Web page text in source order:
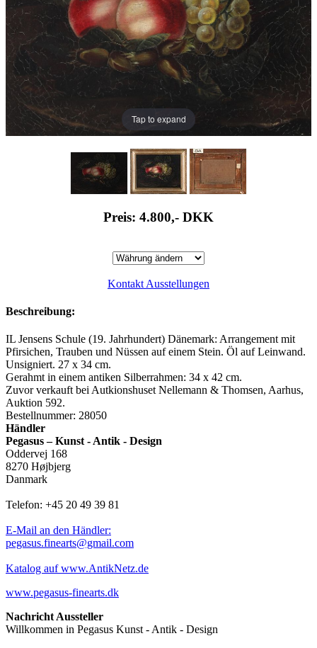
Tap to expand
Preis: 4.800,- DKK
Kontakt Ausstellungen
Beschreibung:
IL Jensens Schule (19. Jahrhundert) Dänemark: Arrangement mit
Pfirsichen, Trauben und Nüssen auf einem Stein. Öl auf Leinwand.
Unsigniert. 27 x 34 cm.
Gerahmt in einem antiken Silberrahmen: 34 x 42 cm.
Zuvor verkauft bei Autkionshuset Nellemann & Thomsen, Aarhus,
Auktion 592.
Bestellnummer: 28050
Händler
Pegasus – Kunst - Antik - Design
Oddervej 168
8270 Højbjerg
Danmark
Telefon: +45 20 49 39 81
E-Mail an den Händler:
pegasus.finearts@gmail.com
Katalog auf www.AntikNetz.de
www.pegasus-finearts.dk
Nachricht Aussteller
Willkommen in Pegasus Kunst - Antik - Design